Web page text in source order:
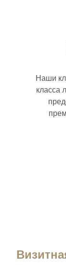
Наши
класса